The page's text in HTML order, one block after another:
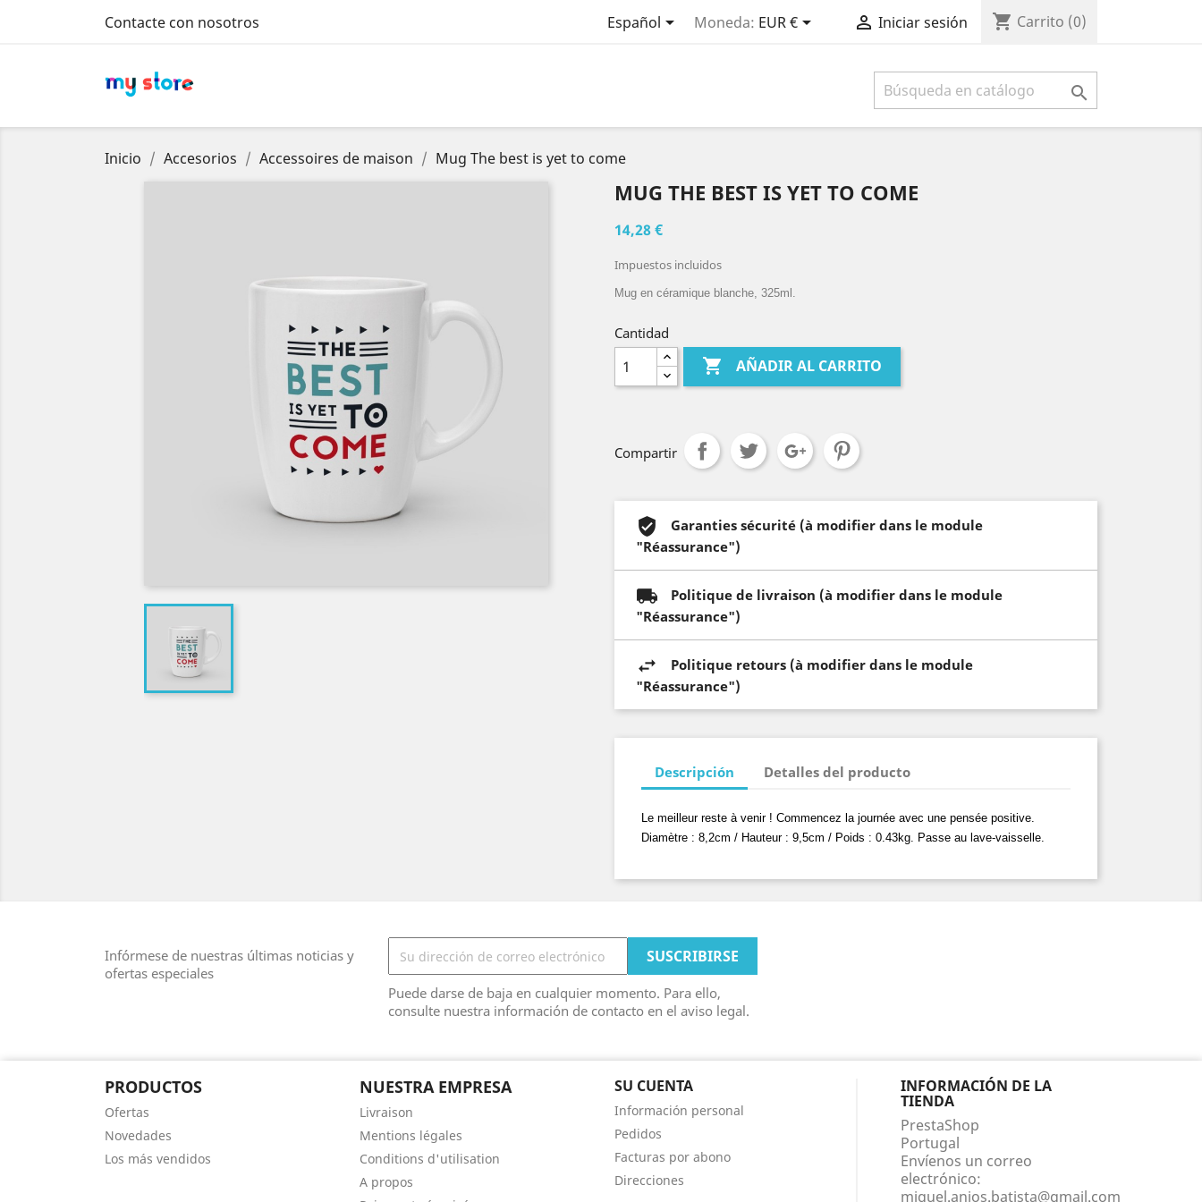
Contacte con nosotros Español Moneda: EUR €  Iniciar sesión shopping_cart Carrito (0)

Inicio Accesorios Accessoires de maison Mug The best is yet to come
MUG THE BEST IS YET TO COME
14,28 €
Impuestos incluidos
Mug en céramique blanche, 325ml.
Cantidad
 AÑADIR AL CARRITO
Compartir
Garanties sécurité (à modifier dans le module
"Réassurance")
Politique de livraison (à modifier dans le module
"Réassurance")
Politique retours (à modifier dans le module
"Réassurance")
Descripción Detalles del producto
Le meilleur reste à venir ! Commencez la journée avec une pensée positive.
Diamètre : 8,2cm / Hauteur : 9,5cm / Poids : 0.43kg. Passe au lave-vaisselle.
Infórmese de nuestras últimas noticias y
ofertas especiales
Puede darse de baja en cualquier momento. Para ello,
consulte nuestra información de contacto en el aviso legal.
PRODUCTOS
Ofertas
Novedades
Los más vendidos
NUESTRA EMPRESA
Livraison
Mentions légales
Conditions d'utilisation
A propos
SU CUENTA
Información personal
Pedidos
Facturas por abono
Direcciones
INFORMACIÓN DE LA
TIENDA
PrestaShop
Portugal
Envíenos un correo
electrónico:
miguel.anjos.batista@gmail.com